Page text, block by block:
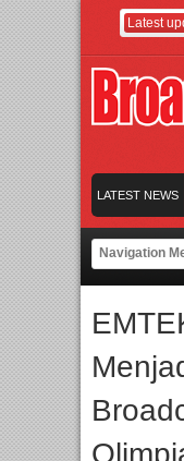
Latest
LATEST NEWS
Podomoro Jalin Kerja
dengan Ribuan Mainan dan
Podomoro Jalin Kerja